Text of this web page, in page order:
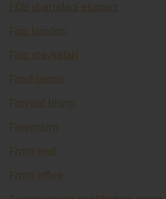
FOB shartidagi eksport
Foiz koridori
Foiz stavkalari
Fond bozori
Forvard bitimi
Freemium
Front-end
Front-office